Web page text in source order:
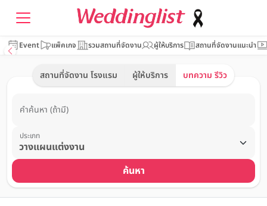
Event แพ็คเกจ รวมสถานที่จัดงาน ผู้ให้บริการ สถานที่จัดงานแนะนำ
สถานที่จัดงาน โรงแรม ผู้ให้บริการ บทความ รีวิว
คำค้นหา (ถ้ามี)
ประเภท
ค้นหา